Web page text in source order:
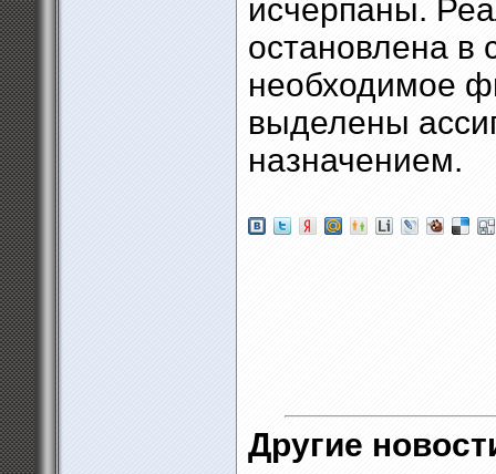
исчерпаны.
остановлена в
необходимое
выделены
назначением.
Другие